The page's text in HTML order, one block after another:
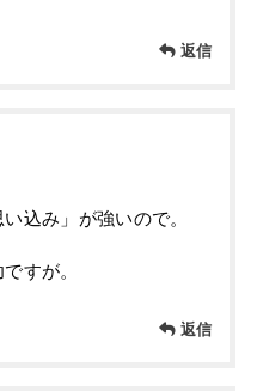
返信
込み」が強いので。
すが。
返信